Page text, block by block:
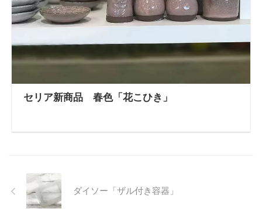
セリア新商品 春色「花こひき」
ダイソー「ザル付き容器」